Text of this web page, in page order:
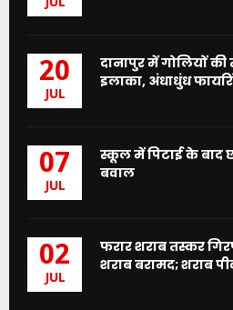
20
JUL
दानापुर में गोलियों
इलाका, अंधाधुंध
07
JUL
स्कूल में पिटाई के बाद
बवाल
02
JUL
फरार शराब तस्कर
शराब बरामद; शराब